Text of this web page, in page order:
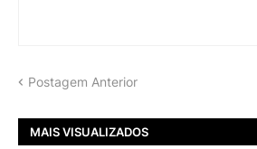
Postagem Anterior
MAIS VISUALIZADOS